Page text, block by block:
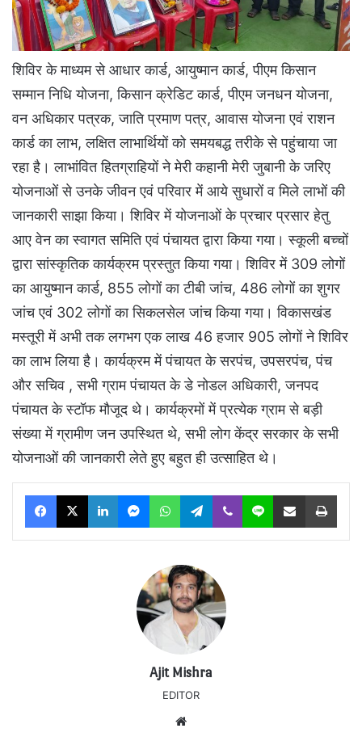
शिविर के माध्यम से आधार कार्ड, आयुष्मान कार्ड, पीएम किसान
सम्मान निधि योजना, किसान क्रेडिट कार्ड, पीएम जनधन योजना,
वन अधिकार पत्रक, जाति प्रमाण पत्र, आवास योजना एवं राशन
कार्ड का लाभ, लक्षित लाभार्थियों को समयबद्ध तरीके से पहुंचाया जा
रहा है। लाभांवित हितग्राहियों ने मेरी कहानी मेरी जुबानी के जरिए
योजनाओं से उनके जीवन एवं परिवार में आये सुधारों व मिले लाभों की
जानकारी साझा किया। शिविर में योजनाओं के प्रचार प्रसार हेतु
आए वेन का स्वागत समिति एवं पंचायत द्वारा किया गया। स्कूली बच्चों
द्वारा सांस्कृतिक कार्यक्रम प्रस्तुत किया गया। शिविर में 309 लोगों
का आयुष्मान कार्ड, 855 लोगों का टीबी जांच, 486 लोगों का शुगर
जांच एवं 302 लोगों का सिकलसेल जांच किया गया। विकासखंड
मस्तूरी में अभी तक लगभग एक लाख 46 हजार 905 लोगों ने शिविर
का लाभ लिया है। कार्यक्रम में पंचायत के सरपंच, उपसरपंच, पंच
और सचिव , सभी ग्राम पंचायत के डे नोडल अधिकारी, जनपद
पंचायत के स्टॉफ मौजूद थे। कार्यक्रमों में प्रत्येक ग्राम से बड़ी
संख्या में ग्रामीण जन उपस्थित थे, सभी लोग केंद्र सरकार के सभी
योजनाओं की जानकारी लेते हुए बहुत ही उत्साहित थे।
Facebook
X LinkedInMessengerWhatsAppTelegram
Viber Line Share via Email Print
Ajit Mishra
EDITOR